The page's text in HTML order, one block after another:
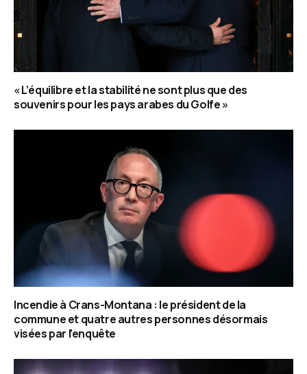
« L’équilibre et la stabilité ne sont plus que des
souvenirs pour les pays arabes du Golfe »
Incendie à Crans-Montana : le président de la
commune et quatre autres personnes désormais
visées par l’enquête